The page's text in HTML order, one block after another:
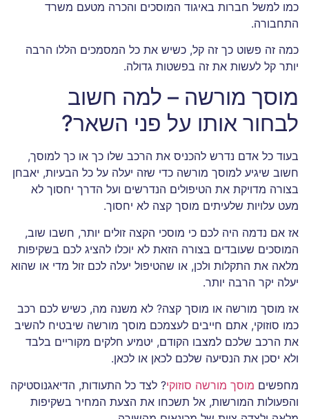
כמו למשל חברות באיגוד המוסכים והכרה מטעם משרד
התחבורה.
כמה זה פשוט כך זה קל, כשיש את כל המסמכים הללו הרבה
יותר קל לעשות את זה בפשטות גדולה.
מוסך מורשה – למה חשוב
לבחור אותו על פני השאר?
בעוד כל אדם נדרש להכניס את הרכב שלו כך או כך למוסך,
חשוב שיגיע למוסך מורשה כדי שזה יעלה על כל הבעיות, יאבחן
בצורה מדויקת את הטיפולים הנדרשים ועל הדרך יחסוך לא
מעט עלויות שלעיתים מוסך קצה לא יחסוך.
אז אם נדמה היה לכם כי מוסכי הקצה זולים יותר, חשבו שוב,
המוסכים שעובדים בצורה הזאת לא יוכלו להציג לכם בשקיפות
מלאה את התקלות ולכן, או שהטיפול יעלה לכם זול מדי או שהוא
יעלה יקר הרבה יותר.
אז מוסך מורשה או מוסך קצה? לא משנה מה, כשיש לכם רכב
כמו סוזוקי, אתם חייבים לעצמכם מוסך מורשה שיבטיח להשיב
את הרכב שלכם למצבו הקודם, יטמיע חלקים מקוריים בלבד
ולא יסכן את הנסיעה שלכם לכאן או לכאן.
מחפשים מוסך מורשה סוזוקי? לצד כל התעודות, הדיאגנוסטיקה
והפעולות המורשות, אל תשכחו את הצעת המחיר בשקיפות